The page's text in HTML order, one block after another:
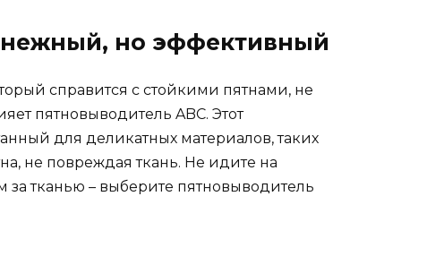
нежный, но эффективный
справится с стойкими пятнами, не
пятновыводитель ABC. Этот
для деликатных материалов, таких
не повреждая ткань. Не идите на
тканью – выберите пятновыводитель